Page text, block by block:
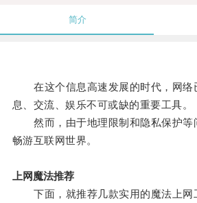
简介
在这个信息高速发展的时代，网络
息、交流、娱乐不可或缺的重要工具。
然而，由于地理限制和隐私保护等
畅游互联网世界。
上网魔法推荐
下面，就推荐几款实用的魔法上网